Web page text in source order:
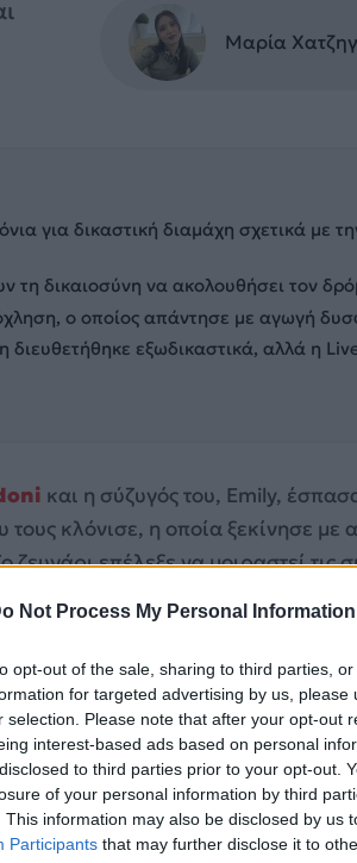
Not Process My Personal Information
opt-out of the sale, sharing to third parties,
for targeted advertising by us,
selection. Please note that after your opt-out
interest-based ads based on personal
to third parties prior to your opt-out.
of your personal information by third
This information may also be disclosed by us
Participants that may further disclose it to
Μαρία
για δικαστική διαμάχη σχετικά με
τη δικαιοσύνη να ακολουθήσει τον
ο οποίος απάντησε με αγωγή
εξωδικαστικά, αλλά η
και η σύζυγός του, Emily,
κλόνισε, η οποία ξεκίνησε με
ζευγάρι επέλεξε να μοιραστεί τις
που επικεντρώνεται στην